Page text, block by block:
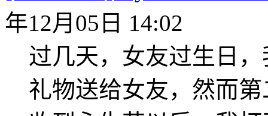
年12月05日 14:02
过几天，女友过生日
礼物送给女友，然而